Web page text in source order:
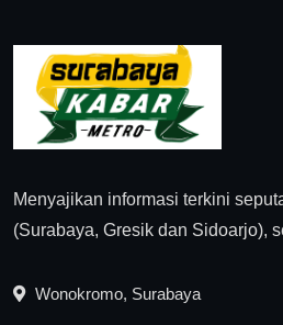
Menyajikan informasi terkini
(Surabaya, Gresik dan Sidoarjo),
Wonokromo, Surabaya